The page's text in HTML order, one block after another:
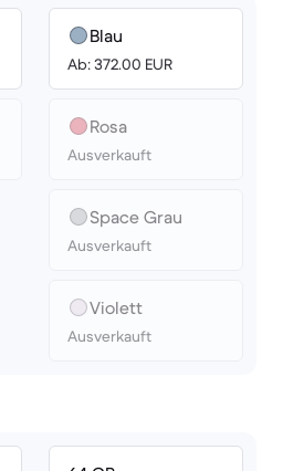
Blau
Ab: 372.00 EUR
Rosa
Ausverkauft
Space Grau
Ausverkauft
Violett
Ausverkauft